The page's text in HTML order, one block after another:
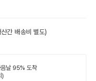
간 배송비 별도)
음날 95% 도착
)